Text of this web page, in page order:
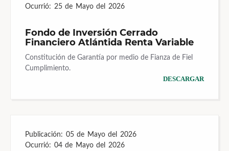
Ocurrió: 25 de Mayo del 2026
Fondo de Inversión Cerrado
Financiero Atlántida Renta Variable
Constitución de Garantía por medio de Fianza de Fiel
Cumplimiento.
DESCARGAR
Publicación: 05 de Mayo del 2026
Ocurrió: 04 de Mayo del 2026